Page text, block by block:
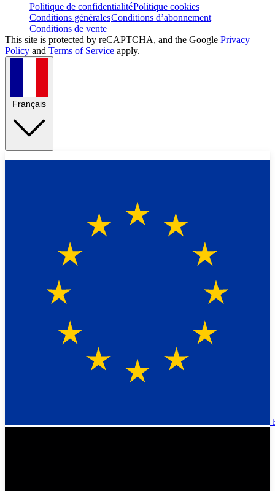
Politique de confidentialitéPolitique cookies
Conditions généralesConditions d’abonnement
Conditions de vente
This site is protected by reCAPTCHA, and the Google Privacy
Policy and Terms of Service apply.
Français